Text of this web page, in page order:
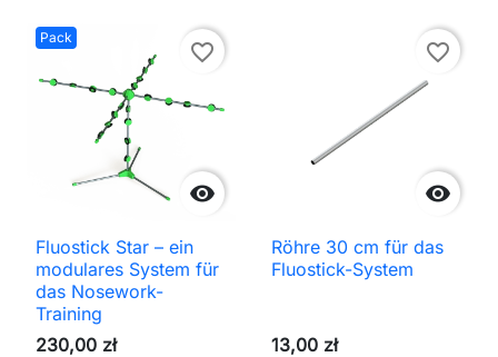
Pack

favorite_border
Fluostick Star – ein
modulares System für
das Nosework-
Training
230,00 zł

favorite_border
Röhre 30 cm für das
Fluostick-System
13,00 zł